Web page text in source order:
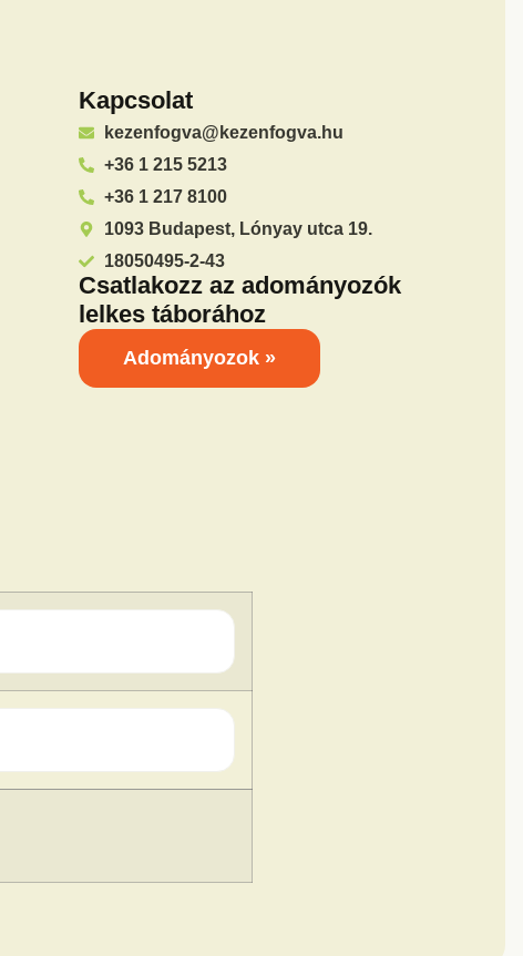
Kapcsolat
kezenfogva@kezenfogva.hu
+36 1 215 5213
+36 1 217 8100
1093 Budapest, Lónyay utca 19.
18050495-2-43
Csatlakozz az adományozók
lelkes táborához
Adományozok »